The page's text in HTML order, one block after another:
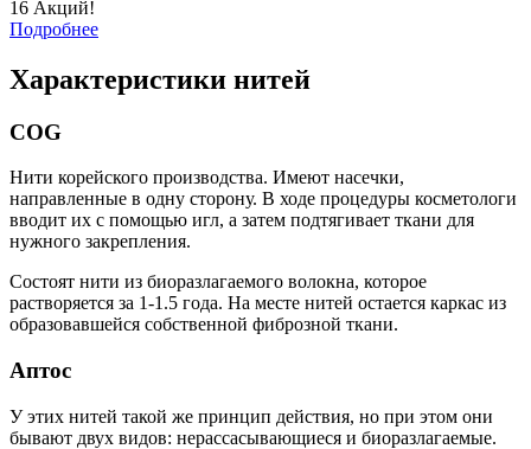
16 Акций!
Подробнее
Характеристики нитей
COG
Нити корейского производства. Имеют насечки,
направленные в одну сторону. В ходе процедуры косметологи
вводит их с помощью игл, а затем подтягивает ткани для
нужного закрепления.
Состоят нити из биоразлагаемого волокна, которое
растворяется за 1-1.5 года. На месте нитей остается каркас из
образовавшейся собственной фиброзной ткани.
Аптос
У этих нитей такой же принцип действия, но при этом они
бывают двух видов: нерассасывающиеся и биоразлагаемые.